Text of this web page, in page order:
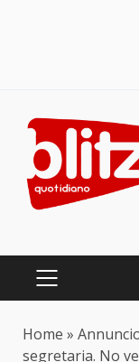
content
PRIMARY
Home »
segretaria. No